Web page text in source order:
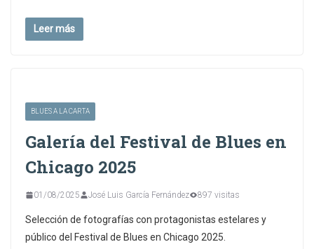
Leer más
BLUES A LA CARTA
Galería del Festival de Blues en
Chicago 2025
01/08/2025 José Luis García Fernández 897 visitas
Selección de fotografías con protagonistas estelares y
público del Festival de Blues en Chicago 2025.